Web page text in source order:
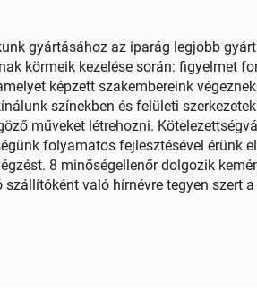
gyártásához az iparág legjobb
körmeik kezelése során: figyelmet
képzett szakembereink
színekben és felületi
műveket létrehozni.
folyamatos fejlesztésével érünk
8 minőségellenőr dolgozik
való hírnévre tegyen szert